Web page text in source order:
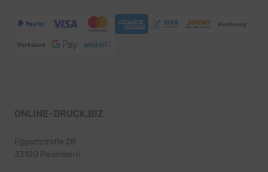
ONLINE-DRUCK.BIZ
Eggertstraße 28
33100 Paderborn